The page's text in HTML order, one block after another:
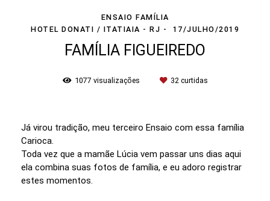
ENSAIO FAMÍLIA
HOTEL DONATI / ITATIAIA - RJ
17/JULHO/2019
FAMÍLIA FIGUEIREDO
1077 visualizações 32curtidas
Já virou tradição, meu terceiro Ensaio com essa família
Carioca.
Toda vez que a mamãe Lúcia vem passar uns dias aqui
ela combina suas fotos de família, e eu adoro registrar
estes momentos.